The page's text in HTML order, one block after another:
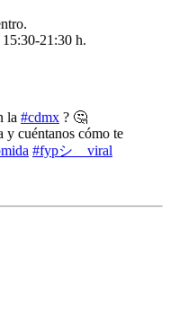
21:30 h.
la #cdmx ? 🤔
y cuéntanos cómo te
#fypシ゚viral